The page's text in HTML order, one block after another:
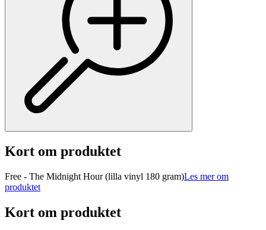
Kort om produktet
Free - The Midnight Hour (lilla vinyl 180 gram)Les mer om
produktet
Kort om produktet